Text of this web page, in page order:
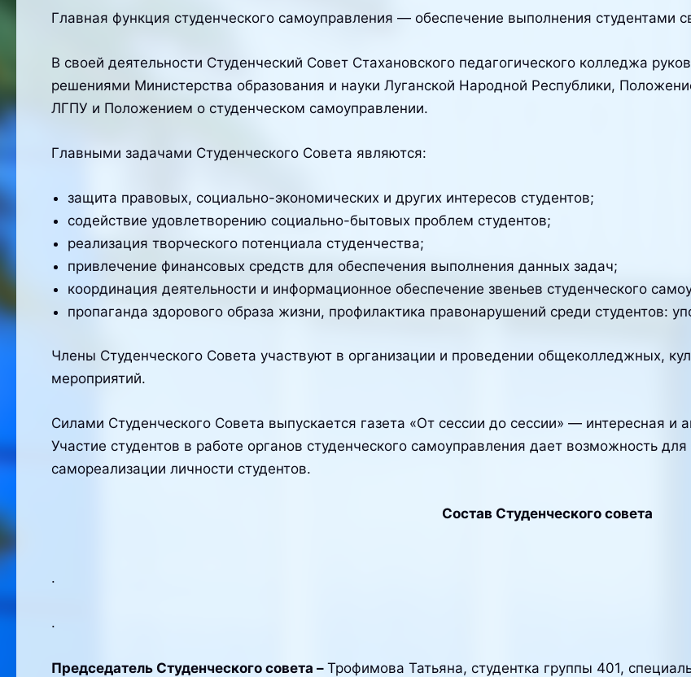
Главная функция студенческого самоуправления — обеспечение выполнения студентами
В своей деятельности Студенческий Совет Стахановского педагогического колледжа
решениями Министерства образования и науки Луганской Народной Республики,
ЛГПУ и Положением о студенческом самоуправлении.
Главными задачами Студенческого Совета являются:
защита правовых, социально-экономических и других интересов студентов;
содействие удовлетворению социально-бытовых проблем студентов;
реализация творческого потенциала студенчества;
привлечение финансовых средств для обеспечения выполнения данных задач;
координация деятельности и информационное обеспечение звеньев студенческого
пропаганда здорового образа жизни, профилактика правонарушений среди студентов:
Члены Студенческого Совета участвуют в организации и проведении общеколледжных,
мероприятий.
Силами Студенческого Совета выпускается газета «От сессии до сессии» — интересная и
Участие студентов в работе органов студенческого самоуправления дает возможность
самореализации личности студентов.
Состав Студенческого совета
.
.
Председатель Студенческого совета – Трофимова Татьяна, студентка группы 401,